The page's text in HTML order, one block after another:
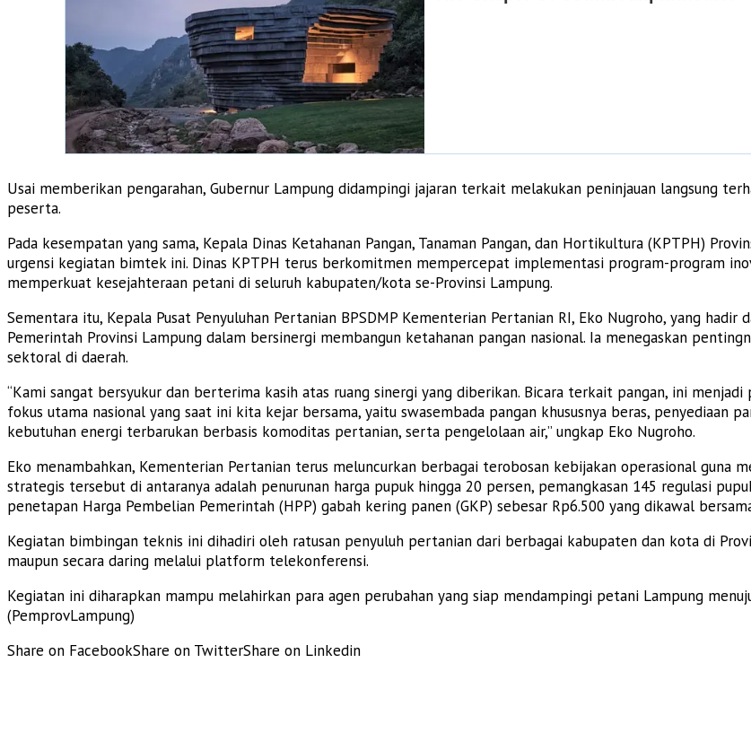
Usai memberikan pengarahan, Gubernur Lampung didampingi jajaran terkait melakukan peninjauan langsung
peserta.
Pada kesempatan yang sama, Kepala Dinas Ketahanan Pangan, Tanaman Pangan, dan Hortikultura (KPTPH)
urgensi kegiatan bimtek ini. Dinas KPTPH terus berkomitmen mempercepat implementasi program-program
memperkuat kesejahteraan petani di seluruh kabupaten/kota se-Provinsi Lampung.
Sementara itu, Kepala Pusat Penyuluhan Pertanian BPSDMP Kementerian Pertanian RI, Eko Nugroho, yang
Pemerintah Provinsi Lampung dalam bersinergi membangun ketahanan pangan nasional. Ia menegaskan
sektoral di daerah.
“Kami sangat bersyukur dan berterima kasih atas ruang sinergi yang diberikan. Bicara terkait pangan, ini
fokus utama nasional yang saat ini kita kejar bersama, yaitu swasembada pangan khususnya beras, penyediaan
kebutuhan energi terbarukan berbasis komoditas pertanian, serta pengelolaan air,” ungkap Eko Nugroho.
Eko menambahkan, Kementerian Pertanian terus meluncurkan berbagai terobosan kebijakan operasional guna
strategis tersebut di antaranya adalah penurunan harga pupuk hingga 20 persen, pemangkasan 145 regulasi
penetapan Harga Pembelian Pemerintah (HPP) gabah kering panen (GKP) sebesar Rp6.500 yang dikawal
Kegiatan bimbingan teknis ini dihadiri oleh ratusan penyuluh pertanian dari berbagai kabupaten dan kota di
maupun secara daring melalui platform telekonferensi.
Kegiatan ini diharapkan mampu melahirkan para agen perubahan yang siap mendampingi petani Lampung
(PemprovLampung)
Share on FacebookShare on TwitterShare on Linkedin